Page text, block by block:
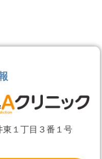
東１丁目３番１号